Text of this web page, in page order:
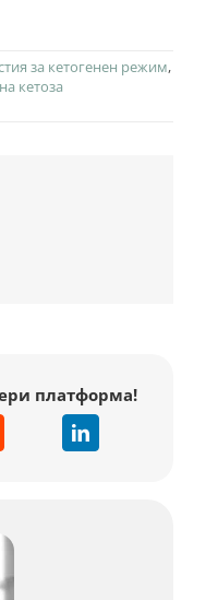
за кетогенен режим,
кетоза
платформа!